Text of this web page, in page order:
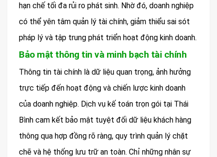
hạn chế tối đa rủi ro phát sinh. Nhờ đó, doanh nghiệp
có thể yên tâm quản lý tài chính, giảm thiểu sai sót
pháp lý và tập trung phát triển hoạt động kinh doanh.
Bảo mật thông tin và minh bạch tài chính
Thông tin tài chính là dữ liệu quan trọng, ảnh hưởng
trực tiếp đến hoạt động và chiến lược kinh doanh
của doanh nghiệp. Dịch vụ kế toán trọn gói tại Thái
Bình cam kết bảo mật tuyệt đối dữ liệu khách hàng
thông qua hợp đồng rõ ràng, quy trình quản lý chặt
chẽ và hệ thống lưu trữ an toàn. Chỉ những nhân sự